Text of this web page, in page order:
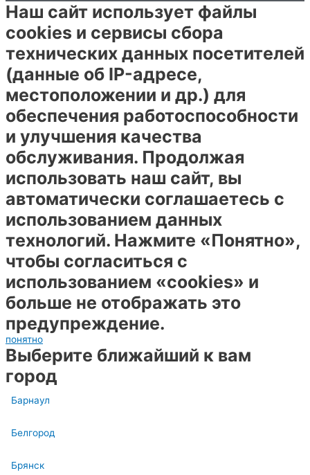
Наш сайт использует файлы
cookies и сервисы сбора
технических данных посетителей
(данные об IP-адресе,
местоположении и др.) для
обеспечения работоспособности
и улучшения качества
обслуживания. Продолжая
использовать наш сайт, вы
автоматически соглашаетесь с
использованием данных
технологий. Нажмите «Понятно»,
чтобы согласиться с
использованием «cookies» и
больше не отображать это
предупреждение.
понятно
Выберите ближайший к вам
город
Барнаул
Белгород
Брянск